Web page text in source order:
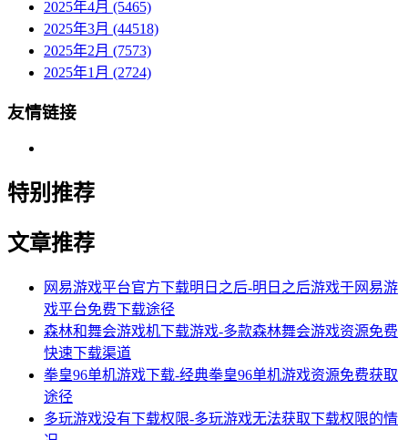
2025年4月 (5465)
2025年3月 (44518)
2025年2月 (7573)
2025年1月 (2724)
友情链接
特别推荐
文章推荐
网易游戏平台官方下载明日之后-明日之后游戏于网易游
戏平台免费下载途径
森林和舞会游戏机下载游戏-多款森林舞会游戏资源免费
快速下载渠道
拳皇96单机游戏下载-经典拳皇96单机游戏资源免费获取
途径
多玩游戏没有下载权限-多玩游戏无法获取下载权限的情